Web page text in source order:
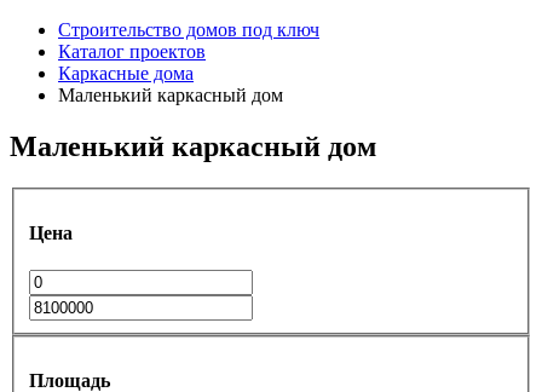
Строительство домов под ключ
Каталог проектов
Каркасные дома
Маленький каркасный дом
Маленький каркасный дом
Цена
Площадь